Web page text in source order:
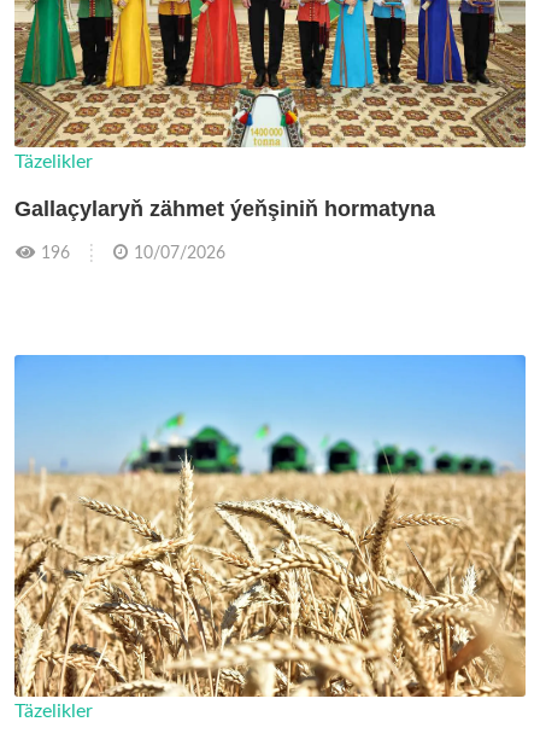
Täzelikler
Gallaçylaryň zähmet ýeňşiniň hormatyna
196 10/07/2026
Täzelikler